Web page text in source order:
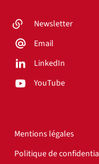
Newsletter
Email
LinkedIn
YouTube
Mentions légales
Politique de